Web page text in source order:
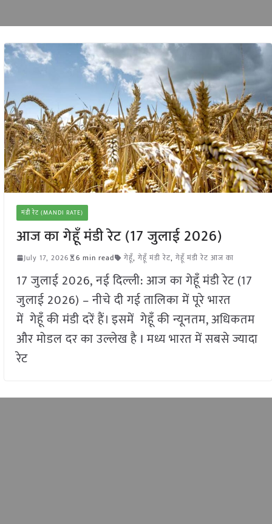
मंडी रेट (MANDI RATE)
आज का गेहूँ मंडी रेट (17 जुलाई 2026)
July 17, 2026 6 min read गेहूँ, गेहूँ मंडी रेट, गेहूँ मंडी रेट आज का
17 जुलाई 2026, नई दिल्ली: आज का गेहूँ मंडी रेट (17
जुलाई 2026) – नीचे दी गई तालिका में पूरे भारत
में गेहूँ की मंडी दरें हैं। इसमें गेहूँ की न्यूनतम, अधिकतम
और मोडल दर का उल्लेख है I मध्य भारत में सबसे ज्यादा
रेट